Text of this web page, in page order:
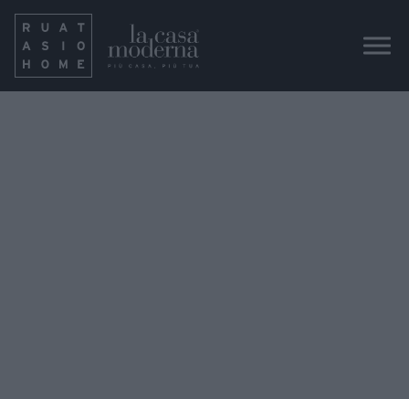
06-30 at 16.36.23 (8)